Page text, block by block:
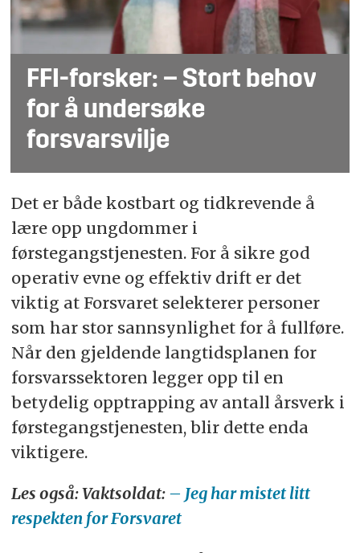
FFI-forsker: – Stort behov
for å undersøke
forsvarsvilje
Det er både kostbart og tidkrevende å
lære opp ungdommer i
førstegangstjenesten. For å sikre god
operativ evne og effektiv drift er det
viktig at Forsvaret selekterer personer
som har stor sannsynlighet for å fullføre.
Når den gjeldende langtidsplanen for
forsvarssektoren legger opp til en
betydelig opptrapping av antall årsverk i
førstegangstjenesten, blir dette enda
viktigere.
Les også: Vaktsoldat: – Jeg har mistet litt
respekten for Forsvaret